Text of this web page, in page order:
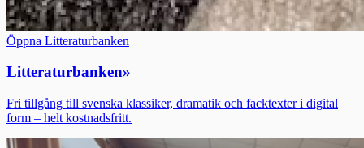
Öppna Litteraturbanken
Litteraturbanken»
Fri tillgång till svenska klassiker, dramatik och facktexter i digital
form – helt kostnadsfritt.